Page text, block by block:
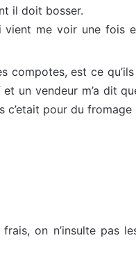
il doit bosser.
me voir une fois
compotes, est ce
un vendeur m’a dit
c’etait pour du
on n’insulte pas